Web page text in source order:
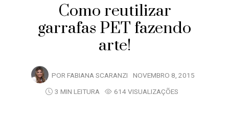
Como reutilizar
garrafas PET fazendo
arte!
POR FABIANA SCARANZI NOVEMBRO 8, 2015
3 MIN LEITURA
614 VISUALIZAÇÕES